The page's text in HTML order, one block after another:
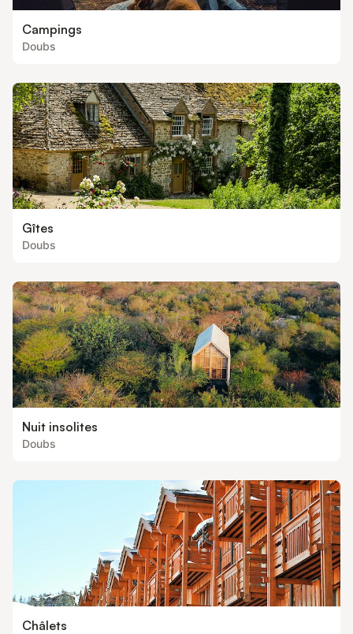
Campings
Doubs
Gîtes
Doubs
Nuit insolites
Doubs
Châlets